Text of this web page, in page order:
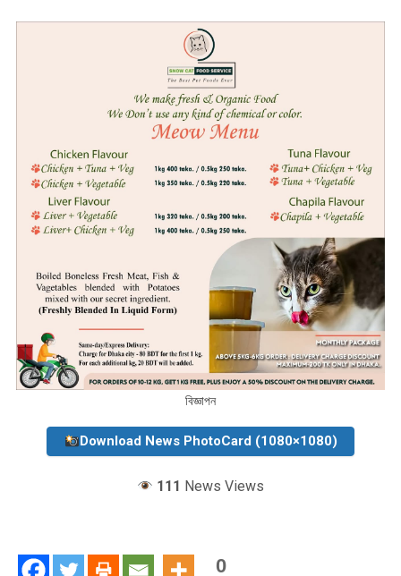
বিজ্ঞাপন
Download News PhotoCard (1080×1080)
111 News Views
0